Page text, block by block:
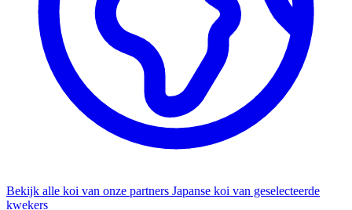
Bekijk alle koi van onze partners Japanse koi van geselecteerde
kwekers